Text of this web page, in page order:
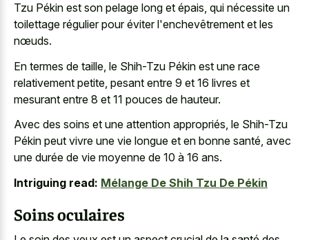
Tzu Pékin est son pelage long et épais, qui nécessite un
toilettage régulier pour éviter l'enchevêtrement et les
nœuds.
En termes de taille, le Shih-Tzu Pékin est une race
relativement petite, pesant entre 9 et 16 livres et
mesurant entre 8 et 11 pouces de hauteur.
Avec des soins et une attention appropriés, le Shih-Tzu
Pékin peut vivre une vie longue et en bonne santé, avec
une durée de vie moyenne de 10 à 16 ans.
Intriguing read: Mélange De Shih Tzu De Pékin
Soins oculaires